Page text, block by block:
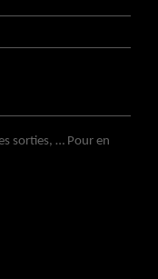
sorties, … Pour en